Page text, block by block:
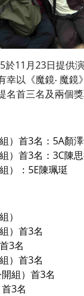
月23日提供演
幸以《魔鏡‧ 魔
首三名及兩個獎
）首3名：5A顏
）首3名：3C陳
）：5E陳珮珽
）
）首3名
3名
）首3名
組）首3名
3名